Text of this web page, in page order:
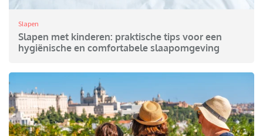
Slapen
Slapen met kinderen: praktische tips voor een
hygiënische en comfortabele slaapomgeving